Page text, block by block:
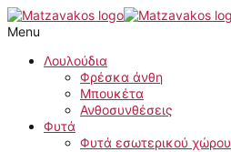
Skip
to
content
Menu
Λουλούδια
Φρέσκα άνθη
Μπουκέτα
Ανθοσυνθέσεις
Φυτά
Φυτά εσωτερικού χώρου